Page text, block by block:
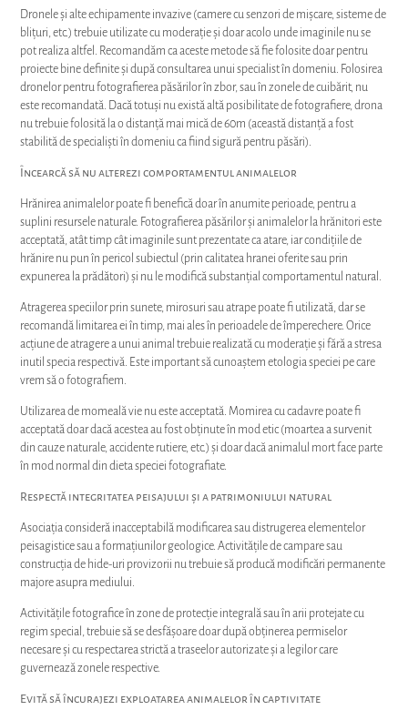
Dronele și alte echipamente invazive (camere cu senzori de mișcare, sisteme de
blițuri, etc.) trebuie utilizate cu moderație și doar acolo unde imaginile nu se
pot realiza altfel. Recomandăm ca aceste metode să fie folosite doar pentru
proiecte bine definite și după consultarea unui specialist în domeniu. Folosirea
dronelor pentru fotografierea păsărilor în zbor, sau în zonele de cuibărit, nu
este recomandată. Dacă totuși nu există altă posibilitate de fotografiere, drona
nu trebuie folosită la o distanță mai mică de 60m (această distanță a fost
stabilită de specialiști în domeniu ca fiind sigură pentru păsări).
Încearcă să nu alterezi comportamentul animalelor
Hrănirea animalelor poate fi benefică doar în anumite perioade, pentru a
suplini resursele naturale. Fotografierea păsărilor și animalelor la hrănitori este
acceptată, atât timp cât imaginile sunt prezentate ca atare, iar condițiile de
hrănire nu pun în pericol subiectul (prin calitatea hranei oferite sau prin
expunerea la prădători) și nu le modifică substanțial comportamentul natural.
Atragerea speciilor prin sunete, mirosuri sau atrape poate fi utilizată, dar se
recomandă limitarea ei în timp, mai ales în perioadele de împerechere. Orice
acțiune de atragere a unui animal trebuie realizată cu moderație și fără a stresa
inutil specia respectivă. Este important să cunoaștem etologia speciei pe care
vrem să o fotografiem.
Utilizarea de momeală vie nu este acceptată. Momirea cu cadavre poate fi
acceptată doar dacă acestea au fost obținute în mod etic (moartea a survenit
din cauze naturale, accidente rutiere, etc.) și doar dacă animalul mort face parte
în mod normal din dieta speciei fotografiate.
Respectă integritatea peisajului și a patrimoniului natural
Asociația consideră inacceptabilă modificarea sau distrugerea elementelor
peisagistice sau a formațiunilor geologice. Activitățile de campare sau
construcția de hide-uri provizorii nu trebuie să producă modificări permanente
majore asupra mediului.
Activitățile fotografice în zone de protecție integrală sau în arii protejate cu
regim special, trebuie să se desfășoare doar după obținerea permiselor
necesare și cu respectarea strictă a traseelor autorizate și a legilor care
guvernează zonele respective.
Evită să încurajezi exploatarea animalelor în captivitate